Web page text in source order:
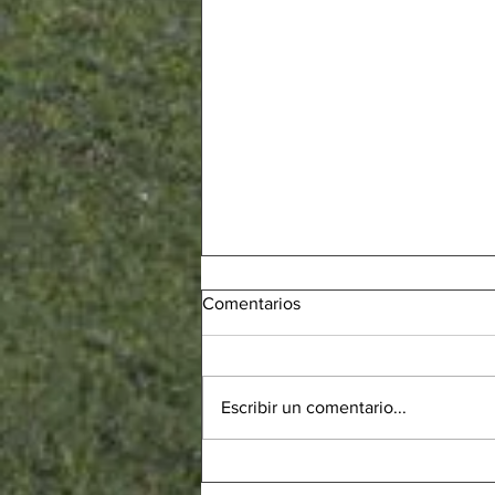
Comentarios
Escribir un comentario...